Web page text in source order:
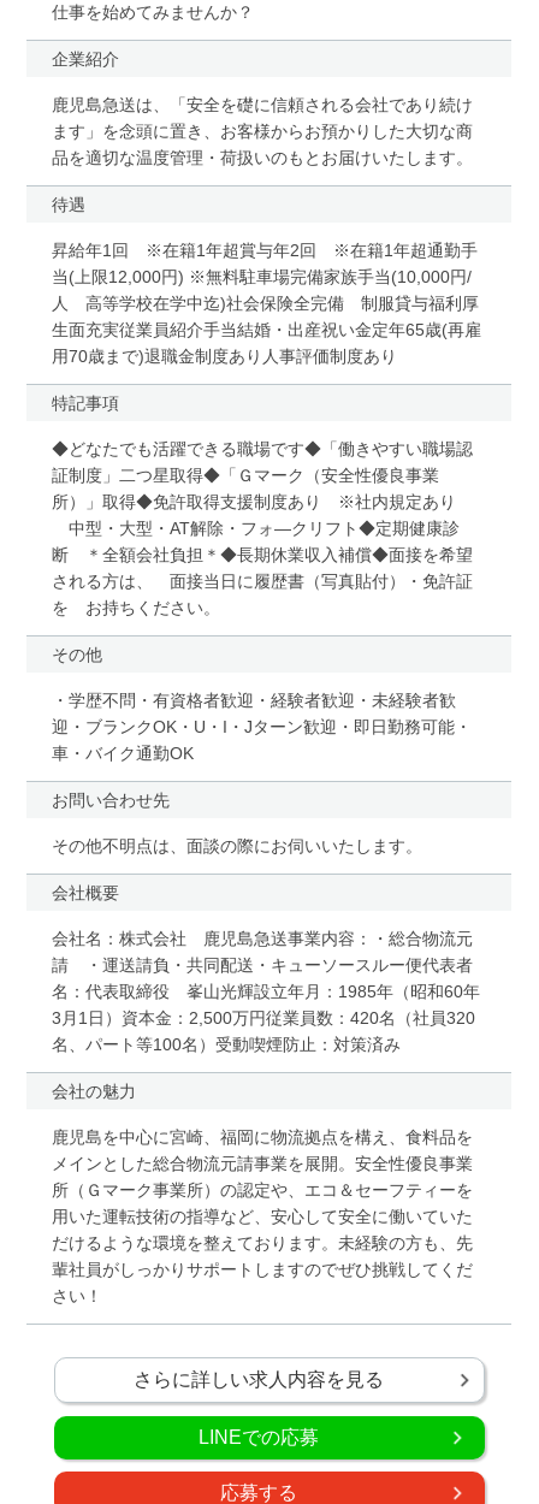
仕事を始めてみませんか？
企業紹介
鹿児島急送は、「安全を礎に信頼される会社であり続け
ます」を念頭に置き、お客様からお預かりした大切な商
品を適切な温度管理・荷扱いのもとお届けいたします。
待遇
昇給年1回 ※在籍1年超賞与年2回 ※在籍1年超通勤手
当(上限12,000円) ※無料駐車場完備家族手当(10,000円/
人 高等学校在学中迄)社会保険全完備 制服貸与福利厚
生面充実従業員紹介手当結婚・出産祝い金定年65歳(再雇
用70歳まで)退職金制度あり人事評価制度あり
特記事項
◆どなたでも活躍できる職場です◆「働きやすい職場認
証制度」二つ星取得◆「Ｇマーク（安全性優良事業
所）」取得◆免許取得支援制度あり ※社内規定あり
中型・大型・AT解除・フォ―クリフト◆定期健康診
断 ＊全額会社負担＊◆長期休業収入補償◆面接を希望
される方は、 面接当日に履歴書（写真貼付）・免許証
を お持ちください。
その他
・学歴不問・有資格者歓迎・経験者歓迎・未経験者歓
迎・ブランクOK・U・I・Jターン歓迎・即日勤務可能・
車・バイク通勤OK
お問い合わせ先
その他不明点は、面談の際にお伺いいたします。
会社概要
会社名：株式会社 鹿児島急送事業内容：・総合物流元
請 ・運送請負・共同配送・キューソースルー便代表者
名：代表取締役 峯山光輝設立年月：1985年（昭和60年
3月1日）資本金：2,500万円従業員数：420名（社員320
名、パート等100名）受動喫煙防止：対策済み
会社の魅力
鹿児島を中心に宮崎、福岡に物流拠点を構え、食料品を
メインとした総合物流元請事業を展開。安全性優良事業
所（Ｇマーク事業所）の認定や、エコ＆セーフティーを
用いた運転技術の指導など、安心して安全に働いていた
だけるような環境を整えております。未経験の方も、先
輩社員がしっかりサポートしますのでぜひ挑戦してくだ
さい！
さらに詳しい求人内容を見る
LINEでの応募
応募する